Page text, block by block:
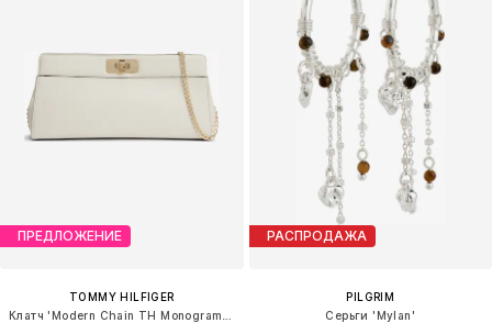
ПРЕДЛОЖЕНИЕ
TOMMY HILFIGER
РАСПРОДАЖА
PILGRIM
Серьги 'Mylan'